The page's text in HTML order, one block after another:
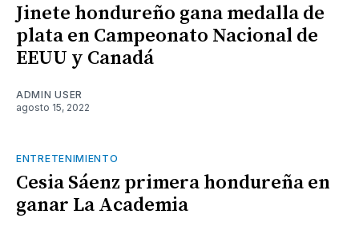
Jinete hondureño gana medalla de
plata en Campeonato Nacional de
EEUU y Canadá
ADMIN USER
agosto 15, 2022
ENTRETENIMIENTO
Cesia Sáenz primera hondureña en
ganar La Academia